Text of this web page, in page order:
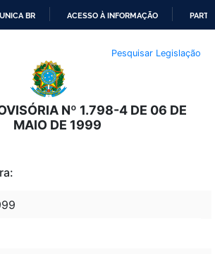
O
CONTEÚDO
BR ACESSO À INFORMAÇÃO
Pesquisar Legislação
Nº 1.798-4 DE 06 DE
MAIO DE 1999